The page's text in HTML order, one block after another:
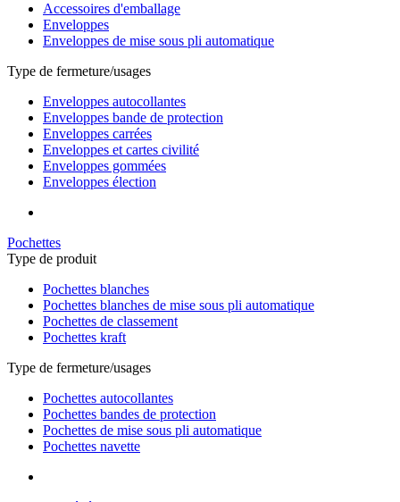
Accessoires d'emballage
Enveloppes
Enveloppes de mise sous pli automatique
Type de fermeture/usages
Enveloppes autocollantes
Enveloppes bande de protection
Enveloppes carrées
Enveloppes et cartes civilité
Enveloppes gommées
Enveloppes élection
Pochettes
Type de produit
Pochettes blanches
Pochettes blanches de mise sous pli automatique
Pochettes de classement
Pochettes kraft
Type de fermeture/usages
Pochettes autocollantes
Pochettes bandes de protection
Pochettes de mise sous pli automatique
Pochettes navette